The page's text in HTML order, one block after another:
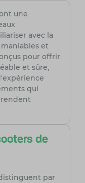
une
avec la
et
pour offrir
et sûre,
qui
rendent
de
par